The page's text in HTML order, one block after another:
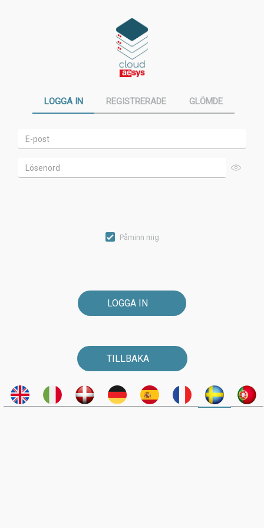
LOGGA IN REGISTRERADE GLÖMDE
Påminn mig
LOGGA IN
TILLBAKA